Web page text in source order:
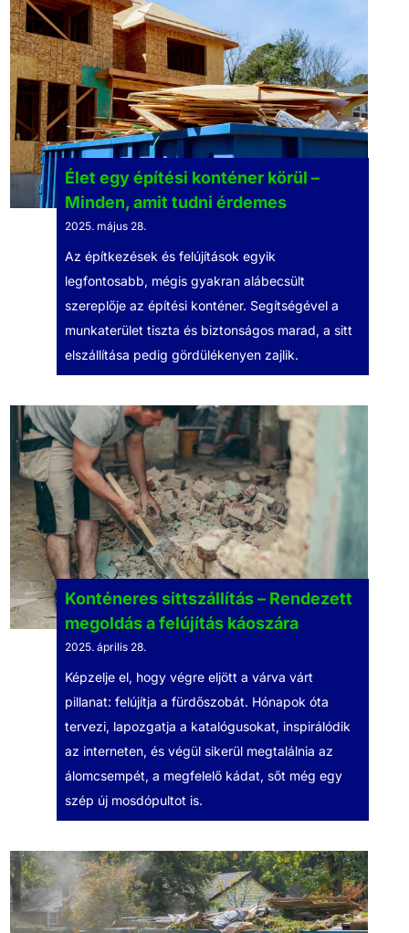
Élet egy építési konténer körül –
Minden, amit tudni érdemes
2025. május 28.
Az építkezések és felújítások egyik
legfontosabb, mégis gyakran alábecsült
szereplője az építési konténer. Segítségével a
munkaterület tiszta és biztonságos marad, a sitt
elszállítása pedig gördülékenyen zajlik.
Konténeres sittszállítás – Rendezett
megoldás a felújítás káoszára
2025. április 28.
Képzelje el, hogy végre eljött a várva várt
pillanat: felújítja a fürdőszobát. Hónapok óta
tervezi, lapozgatja a katalógusokat, inspirálódik
az interneten, és végül sikerül megtalálnia az
álomcsempét, a megfelelő kádat, sőt még egy
szép új mosdópultot is.